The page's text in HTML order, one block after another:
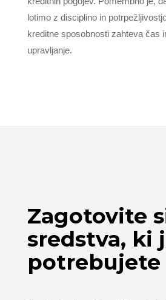
lotimo z disciplino in
kreditne sposobnosti zahteva čas
upravljanje.
Zagotovite
sredstva, ki
potrebujete